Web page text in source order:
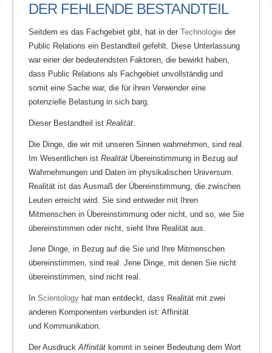
DER FEHLENDE BESTANDTEIL
Seitdem es das Fachgebiet gibt, hat in der Technologie der
Public Relations ein Bestandteil gefehlt. Diese Unterlassung
war einer der bedeutendsten Faktoren, die bewirkt haben,
dass Public Relations als Fachgebiet unvollständig und
somit eine Sache war, die für ihren Verwender eine
potenzielle Belastung in sich barg.
Dieser Bestandteil ist Realität
Die Dinge, die wir mit unseren Sinnen wahrnehmen, sind real.
Im Wesentlichen ist Realität Übereinstimmung in Bezug auf
Wahrnehmungen und Daten im physikalischen Universum.
Realität ist das Ausmaß der Übereinstimmung, die zwischen
Leuten erreicht wird. Sie sind entweder mit Ihren
Mitmenschen in Übereinstimmung oder nicht, und so, wie Sie
übereinstimmen oder nicht, sieht Ihre Realität aus.
Jene Dinge, in Bezug auf die Sie und Ihre Mitmenschen
übereinstimmen, sind real. Jene Dinge, mit denen Sie nicht
übereinstimmen, sind nicht real.
In Scientology hat man entdeckt, dass Realität mit zwei
anderen Komponenten verbunden ist: Affinität
und Kommunikation.
Der AusdruckAffinität kommt in seiner Bedeutung dem Wort